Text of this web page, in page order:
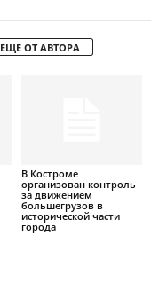
ЕЩЕ ОТ АВТОРА
В Костроме
организован контроль
за движением
большегрузов в
исторической части
города